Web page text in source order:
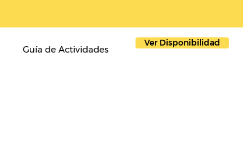
Ver Disponibilidad
Guía de Actividades